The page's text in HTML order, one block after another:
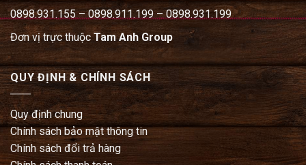
0898.931.155 – 0898.911.199 – 0898.931.199
Đơn vị trực thuộcTam Anh Group
QUY ĐỊNH & CHÍNH SÁCH
Quy định chung
Chính sách bảo mật thông tin
Chính sách đổi trả hàng